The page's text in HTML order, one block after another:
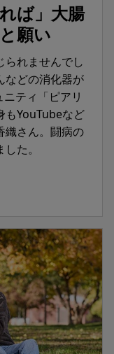
ば」大腸
願い
られませんでし
などの消化器が
ティ「ピアリ
もYouTubeなど
織さん。闘病の
た。